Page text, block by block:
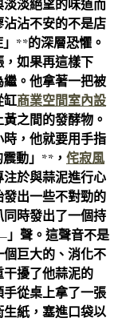
淡絕望的味道而
沾不安的不是店
**的深層恐懼。
如果再這樣下
。他拿著一把被
缸商業空間室內設
之間的發酵物。
，他就要用手指
動」**， 侘寂風
於與蒜泥進行心
出一些不對勁的
時發出了一個持
聲。這聲音不是
巨大的、消化不
擾了他蒜泥的
手從桌上拿了一張
紙，塞進口袋以